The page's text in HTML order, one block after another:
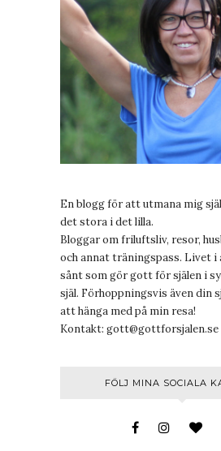
En blogg för att utmana mig
det stora i det lilla.
Bloggar om friluftsliv, resor,
och annat träningspass. Livet i
sånt som gör gott för själen i
själ. Förhoppningsvis även din
att hänga med på min resa!
Kontakt: gott@gottforsjalen.se
FÖLJ MINA SOCIALA